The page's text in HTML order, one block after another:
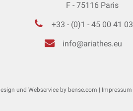
F - 75116 Paris
+33 - (0)1 - 45 00 41 03
info@ariathes.eu
und Webservice by bense.com | Impressum